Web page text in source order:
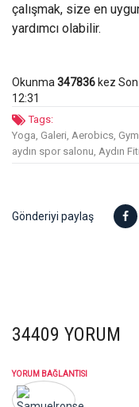
çalışmak, size en
yardımcı olabilir.
Okunma 347836 kez
12:31
Tags:
Yoga, Galeri, Aerobics, Gym,
aydın spor salonu, Aydın
Gönderiyi paylaş
34409 YORUM
YORUM BAĞLANTISI